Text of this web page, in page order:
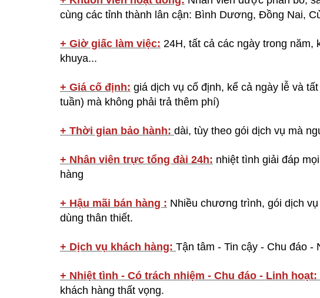
cùng các tỉnh thành lân cận: Bình Dương, Đồng Nai,
+ Giờ giấc làm việc: 24H, tất cả các ngày trong năm,
khuya...
+ Giá cố định: giá dịch vụ cố định, kể cả ngày lễ và
tuần) mà không phải trả thêm phí)
+ Thời gian bảo hành: dài, tùy theo gói dịch vụ mà
+ Nhân viên trực tổng đài 24h: nhiệt tình giải đáp
hàng
+ Hậu mãi bán hàng : Nhiều chương trình, gói dịch
dùng thân thiết.
+ Dịch vụ khách hàng: Tận tâm - Tin cậy - Chu đáo -
+ Nhiệt tình - Có trách nhiệm - Chu đáo - Linh hoạt:
khách hàng thất vọng.